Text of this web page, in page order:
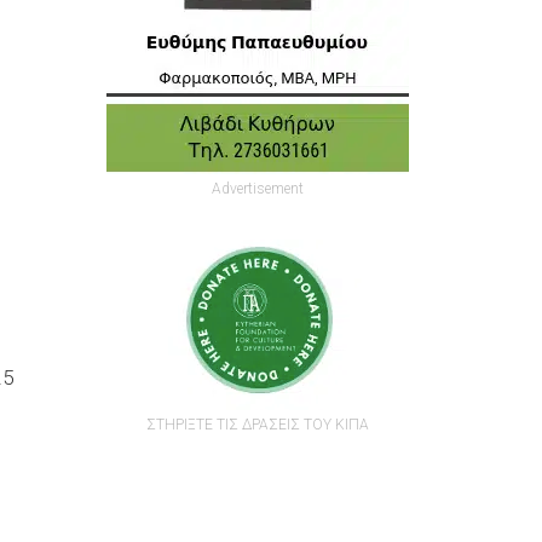
Advertisement
ΣΤΗΡΙΞΤΕ ΤΙΣ ΔΡΑΣΕΙΣ ΤΟΥ ΚΙΠΑ